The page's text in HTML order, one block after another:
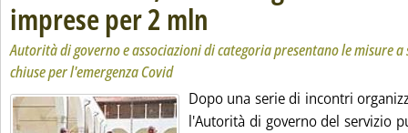
imprese per 2 mln . Sottotitolo: Autorità di governo e
. Pubblicata giovedì 18 giugno 2020 alle
Autorità di governo e associazioni di categoria presentano le misure a
chiuse per l'emergenza Covid
Dopo una serie di incontri
l'Autorità di governo del servizio